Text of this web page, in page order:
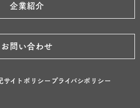
企業紹介
お問い合わせ
サイトポリシー プライバシポリシー